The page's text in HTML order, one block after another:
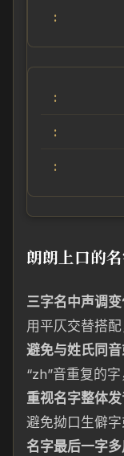
朗朗上口的
三字名中声调
用平仄交替搭配
避免与姓氏同
“zh”音重复的字
重视名字整体
避免拗口生僻字
名字最后一字